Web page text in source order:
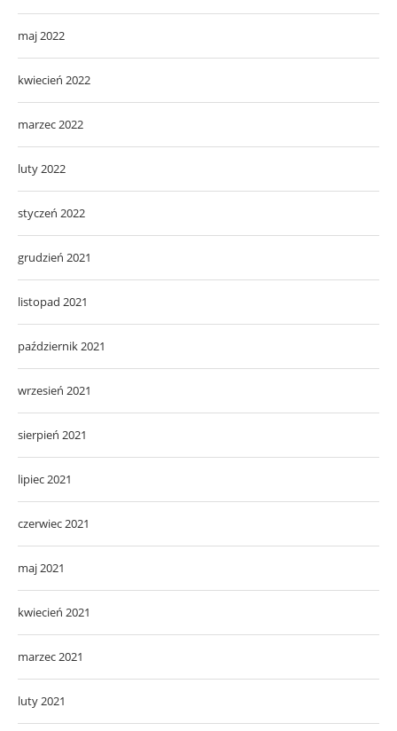
maj 2022
kwiecień 2022
marzec 2022
luty 2022
styczeń 2022
grudzień 2021
listopad 2021
październik 2021
wrzesień 2021
sierpień 2021
lipiec 2021
czerwiec 2021
maj 2021
kwiecień 2021
marzec 2021
luty 2021